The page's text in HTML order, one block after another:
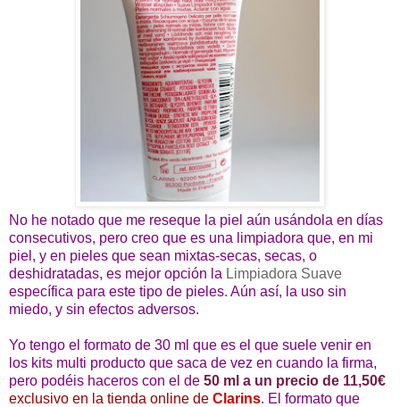
No he notado que me reseque la piel aún usándola en días
consecutivos, pero creo que es una limpiadora que, en mi
piel, y en pieles que sean mixtas-secas, secas, o
deshidratadas, es mejor opción la Limpiadora Suave
específica para este tipo de pieles. Aún así, la uso sin
miedo, y sin efectos adversos.
Yo tengo el formato de 30 ml que es el que suele venir en
los kits multi producto que saca de vez en cuando la firma,
pero podéis haceros con el de 50 ml a un precio de 11,50€
exclusivo en la tienda online de Clarins. El formato que